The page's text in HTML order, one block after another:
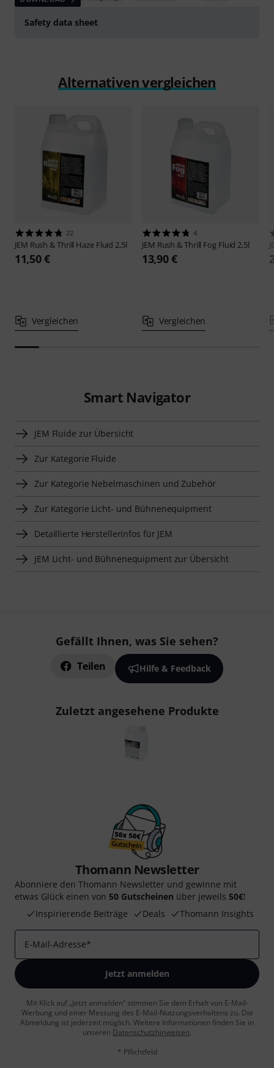
Safety data sheet
Alternativen vergleichen
22
JEM Rush & Thrill Haze Fluid 2,5l
11,50 €
Vergleichen
4
JEM Rush & Thrill Fog Fluid 2,5l
13,90 €
Vergleichen
Smart Navigator
JEM Fluide zur Übersicht
Zur Kategorie Fluide
Zur Kategorie Nebelmaschinen und Zubehör
Zur Kategorie Licht- und Bühnenequipment
Detaillierte Herstellerinfos für JEM
JEM Licht- und Bühnenequipment zur Übersicht
Gefällt Ihnen, was Sie sehen?
Teilen Hilfe & Feedback
Zuletzt angesehene Produkte
Thomann Newsletter
Abonniere den Thomann Newsletter und gewinne mit
etwas Glück einen von 50 Gutscheinen über jeweils 50€!
Inspirierende Beiträge
Deals Thomann Insights
E-Mail-Adresse*
Jetzt anmelden
Mit Klick auf „Jetzt anmelden“ stimmen Sie dem Erhalt von E-Mail-
Werbung und einer Messung des E-Mail-Nutzungsverhaltens zu. Die
Abmeldung ist jederzeit möglich. Weitere Informationen finden Sie in
unseren Datenschutzhinweisen.
* Pflichtfeld